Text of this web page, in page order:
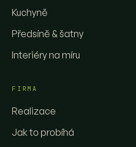
Kuchyně
Předsíně & šatny
Interiéry na míru
FIRMA
Realizace
Jak to probíhá